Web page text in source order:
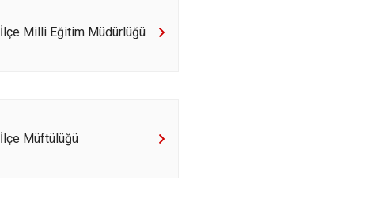
Odunpazarı
İlçe Milli Eğitim Müdürlüğü
İlçe Müftülüğü